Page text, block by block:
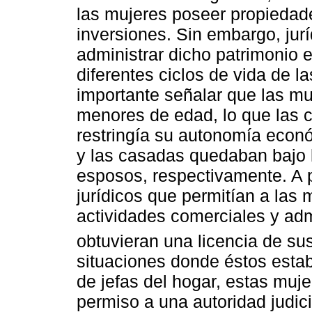
las mujeres poseer
inversiones. Sin embargo,
administrar dicho patrimonio
diferentes ciclos de vida de
importante señalar que las
menores de edad, lo que las
restringía su autonomía
y las casadas quedaban
esposos, respectivamente.
jurídicos que permitían a las
actividades comerciales y
obtuvieran una licencia de
situaciones donde éstos
de jefas del hogar, estas
permiso a una autoridad